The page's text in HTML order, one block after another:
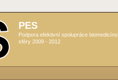
PES
Podpora efektivní spolupráce
sféry 2009 - 2012